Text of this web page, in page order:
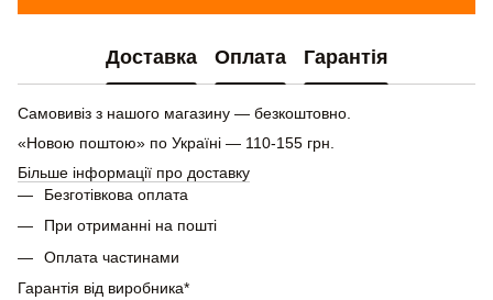
Доставка Оплата Гарантія
Самовивіз з нашого магазину — безкоштовно.
«Новою поштою» по Україні — 110-155 грн.
Більше інформації про доставку
Безготівкова оплата
При отриманні на пошті
Оплата частинами
Гарантія від виробника*